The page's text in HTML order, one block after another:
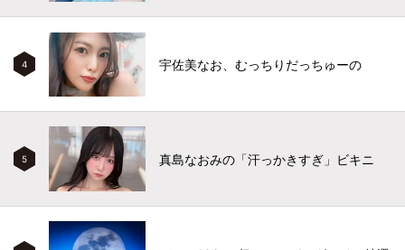
4 宇佐美なお、むっちりだっちゅーの
5 真島なおみの「汗っかきすぎ」ビキニ